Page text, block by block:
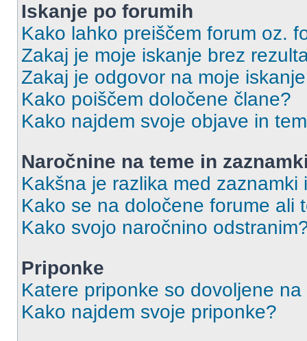
Iskanje po forumih
Kako lahko preiščem forum oz.
Zakaj je moje iskanje brez
Zakaj je odgovor na moje
Kako poiščem določene člane?
Kako najdem svoje objave in
Naročnine na teme in
Kakšna je razlika med
Kako se na določene forume ali
Kako svojo naročnino
Priponke
Katere priponke so dovoljene
Kako najdem svoje priponke?